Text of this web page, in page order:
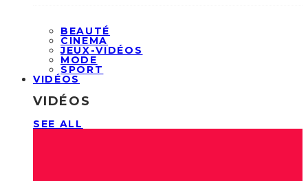
BEAUTÉ
CINEMA
JEUX-VIDÉOS
MODE
SPORT
VIDÉOS
VIDÉOS
SEE ALL